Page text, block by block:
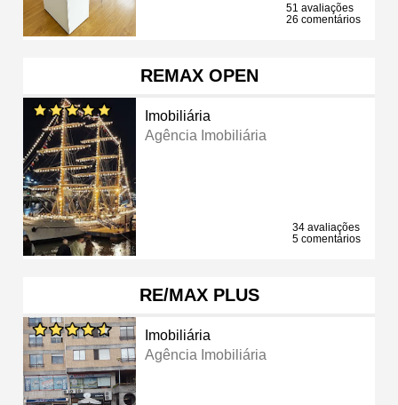
51 avaliações
26 comentários
REMAX OPEN
Imobiliária
Agência Imobiliária
34 avaliações
5 comentários
RE/MAX PLUS
Imobiliária
Agência Imobiliária